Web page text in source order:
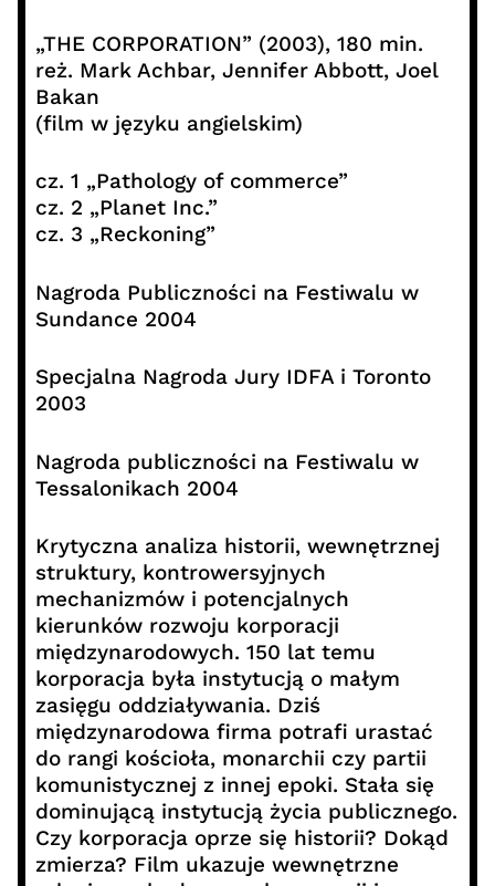
„THE CORPORATION” (2003), 180 min.
reż. Mark Achbar, Jennifer Abbott, Joel
Bakan
(film w języku angielskim)
cz. 1 „Pathology of commerce”
cz. 2 „Planet Inc.”
cz. 3 „Reckoning”
Nagroda Publiczności na Festiwalu w
Sundance 2004
Specjalna Nagroda Jury IDFA i Toronto
2003
Nagroda publiczności na Festiwalu w
Tessalonikach 2004
Krytyczna analiza historii, wewnętrznej
struktury, kontrowersyjnych
mechanizmów i potencjalnych
kierunków rozwoju korporacji
międzynarodowych. 150 lat temu
korporacja była instytucją o małym
zasięgu oddziaływania. Dziś
międzynarodowa firma potrafi urastać
do rangi kościoła, monarchii czy partii
komunistycznej z innej epoki. Stała się
dominującą instytucją życia publicznego.
Czy korporacja oprze się historii? Dokąd
zmierza? Film ukazuje wewnętrzne